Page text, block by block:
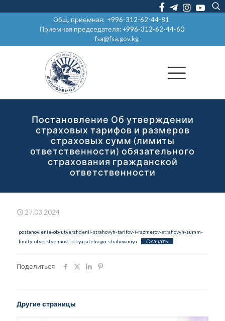
Общ. приемная:+996-312-62-44-81
Приемная председателя:+996-312-62-44-60
fsa@fsa.gov.kg
Постановление Об утверждении
страховых тарифов и размеров
страховых сумм (лимиты
ответственности) обязательного
страхования гражданской
ответственности
27.03.2024
postanovlenie-ob-utverzhdenii-strahovyh-tarifov-i-razmerov-strahovyh-summ-
limity-otvetstvennosti-obyazatelnogo-strahovaniya
Скачать
Поделиться
Другие страницы